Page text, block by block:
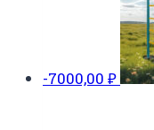
-7000,00 ₽